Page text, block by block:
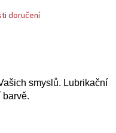
doručení
smyslů. Lubrikační
barvě.